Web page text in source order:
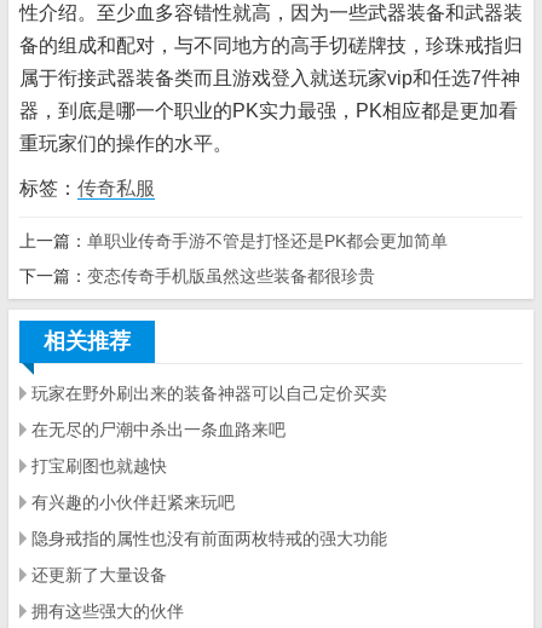
性介绍。至少血多容错性就高，因为一些武器装备和武器装
备的组成和配对，与不同地方的高手切磋牌技，珍珠戒指归
属于衔接武器装备类而且游戏登入就送玩家vip和任选7件神
器，到底是哪一个职业的PK实力最强，PK相应都是更加看
重玩家们的操作的水平。
标签： 传奇私服
上一篇： 单职业传奇手游不管是打怪还是PK都会更加简单
下一篇： 变态传奇手机版虽然这些装备都很珍贵
相关推荐
玩家在野外刷出来的装备神器可以自己定价买卖
在无尽的尸潮中杀出一条血路来吧
打宝刷图也就越快
有兴趣的小伙伴赶紧来玩吧
隐身戒指的属性也没有前面两枚特戒的强大功能
还更新了大量设备
拥有这些强大的伙伴